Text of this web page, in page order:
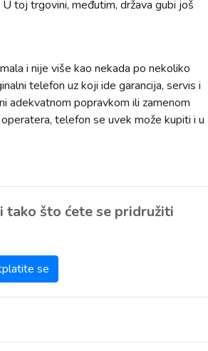
toj trgovini, međutim, država gubi još
i nije više kao nekada po nekoliko
telefon uz koji ide garancija, servis i
adekvatnom popravkom ili zamenom
telefon se uvek može kupiti i u
tako što ćete se pridružiti